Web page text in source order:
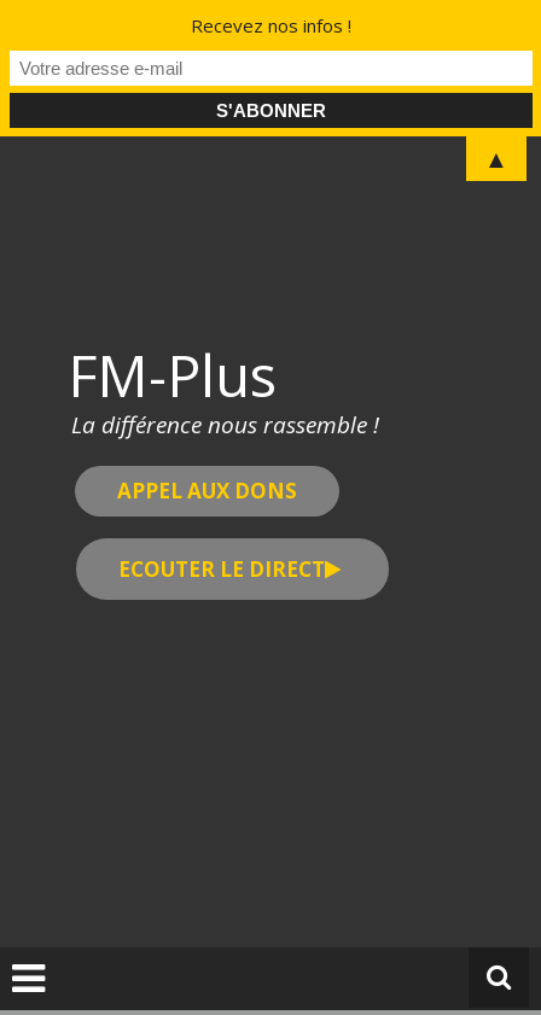
FM-Plus
La différence nous rassemble !
ECOUTER LE DIRECT
APPEL AUX DONS
Recevez nos infos !
▲